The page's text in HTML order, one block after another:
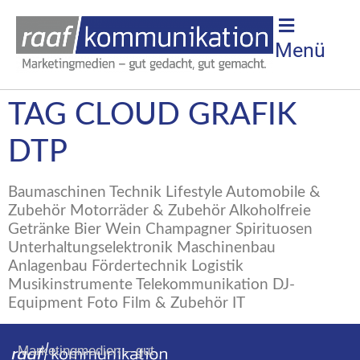
Menü
TAG CLOUD GRAFIK
DTP
Baumaschinen Technik Lifestyle Automobile &
Zubehör Motorräder & Zubehör Alkoholfreie
Getränke Bier Wein Champagner Spirituosen
Unterhaltungselektronik Maschinenbau
Anlagenbau Fördertechnik Logistik
Musikinstrumente Telekommunikation DJ-
Equipment Foto Film & Zubehör IT
Marketingmedien – gut